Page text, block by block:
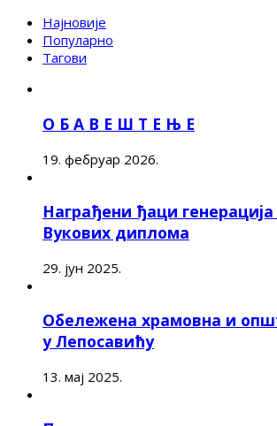
Најновије
Популарно
Тагови
О Б А В Е Ш Т Е Њ Е
19. фебруар 2026.
Награђени ђаци
Вукових диплома
29. јун 2025.
Обележена храмовна и
у Лепосавићу
13. мај 2025.